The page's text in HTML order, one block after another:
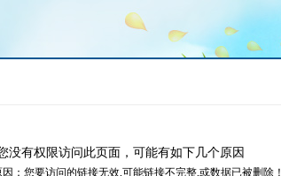
没有权限访问此页面，可能有如下几个原因
：您要访问的链接无效,可能链接不完整,或数据已被删除！